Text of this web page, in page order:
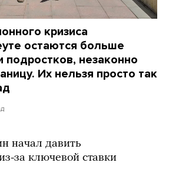
кризиса
остаются больше
подростков, незаконно
Их нельзя просто так
начал давить
за ключевой ставки